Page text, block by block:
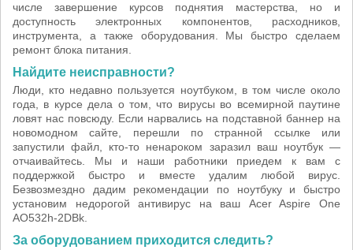
числе завершение курсов поднятия мастерства, но и
доступность электронных компонентов, расходников,
инструмента, а также оборудования. Мы быстро сделаем
ремонт блока питания.
Найдите неисправности?
Люди, кто недавно пользуется ноутбуком, в том числе около
года, в курсе дела о том, что вирусы во всемирной паутине
ловят нас повсюду. Если нарвались на подставной баннер на
новомодном сайте, перешли по странной ссылке или
запустили файл, кто-то ненароком заразил ваш ноутбук —
отчаивайтесь. Мы и наши работники приедем к вам с
поддержкой быстро и вместе удалим любой вирус.
Безвозмездно дадим рекомендации по ноутбуку и быстро
установим недорогой антивирус на ваш Acer Aspire One
AO532h-2DBk.
За оборудованием приходится следить?